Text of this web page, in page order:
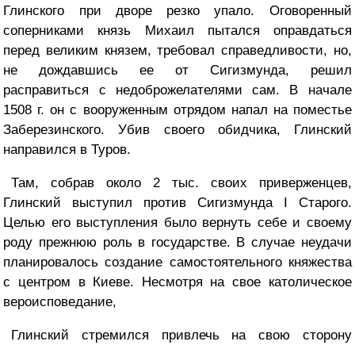
Глинского при дворе резко упало. Оговоренный
соперниками князь Михаил пытался оправдаться
перед великим князем, требовал справедливости, но,
не дождавшись ее от Сигизмунда, решил
расправиться с недоброжелателями сам. В начале
1508 г. он с вооруженным отрядом напал на поместье
Заберезинского. Убив своего обидчика, Глинский
направился в Туров.
Там, собрав около 2 тыс. своих приверженцев,
Глинский выступил против Сигизмунда I Старого.
Целью его выступления было вернуть себе и своему
роду прежнюю роль в государстве. В случае неудачи
планировалось создание самостоятельного княжества
с центром в Киеве. Несмотря на свое католическое
вероисповедание,
Глинский стремился привлечь на свою сторону